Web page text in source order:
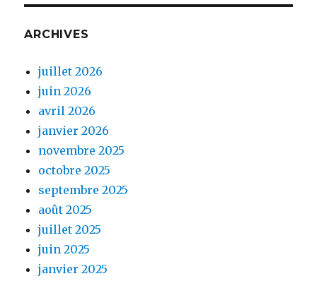
ARCHIVES
juillet 2026
juin 2026
avril 2026
janvier 2026
novembre 2025
octobre 2025
septembre 2025
août 2025
juillet 2025
juin 2025
janvier 2025